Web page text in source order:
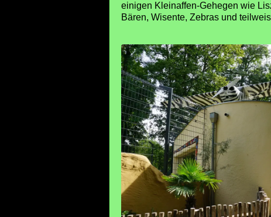
einigen Kleinaffen-Gehegen wie
Bären, Wisente, Zebras und